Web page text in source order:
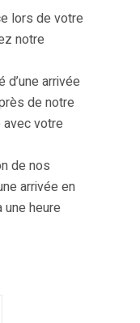
lors de votre
notre
arrivée
de notre
votre
de nos
arrivée en
heure